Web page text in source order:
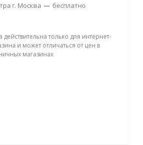
г. Москва — бесплатно
действительна только для интернет-
и может отличаться от цен в
магазинах